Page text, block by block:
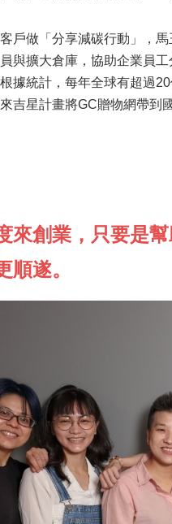
戶做「分享減碳行動」，
與擴大倉庫，協助企業員
據統計，每年全球有超過
吉星計畫將GC贈物網帶到
來創業，只要是
順遂。